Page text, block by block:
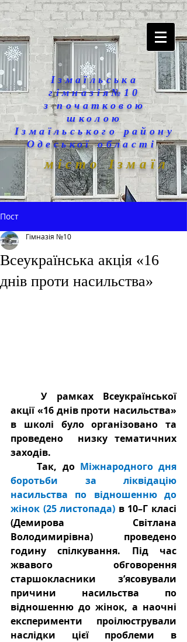
Ізмаїльська
гімназія№10
з початковою
школою
Ізмаїльського району
Одеської області
місто Ізмаїл
Пост
Всеукраїнська акція «16
днів проти насильства»
Гімназія №10
У рамках Всеукраїнської
акції «16 днів проти насильства»
в школі було організовано та
проведено  низку тематичних
заходів.
Так, до Міжнародного дня
боротьби за ліквідацію
насильства по відношенню до
жінок (25 листопада) в 10–Г класі
(Демирова Світлана
Володимирівна)  проведено
годину спілкування. Під час
жвавого обговорення
старшокласники з’ясовували
причини насильства по
відношенню до жінок, а наочні
експерименти проілюстрували
наслідки цієї проблеми в